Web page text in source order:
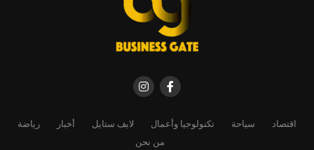
اقتصاد سياحة تكنولوجيا وأعمال لايف ستايل أخبار
رياضة
من نحن